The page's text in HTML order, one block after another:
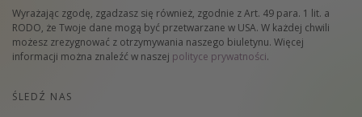
Wyrażając zgodę, zgadzasz się również, zgodnie z Art. 49 para. 1 lit. a
RODO, że Twoje dane mogą być przetwarzane w USA. W każdej chwili
możesz zrezygnować z otrzymywania naszego biuletynu. Więcej
informacji można znaleźć w naszej polityce prywatności.
ŚLEDŹ NAS